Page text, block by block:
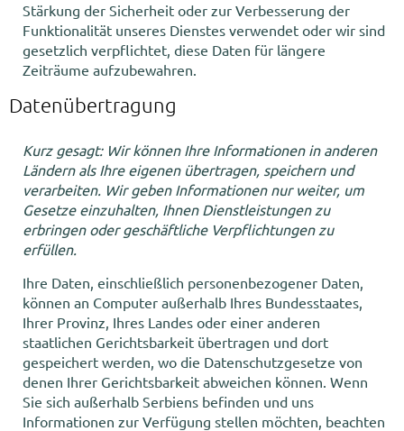
Stärkung der Sicherheit oder zur Verbesserung der
Funktionalität unseres Dienstes verwendet oder wir sind
gesetzlich verpflichtet, diese Daten für längere
Zeiträume aufzubewahren.
Datenübertragung
Kurz gesagt: Wir können Ihre Informationen in anderen
Ländern als Ihre eigenen übertragen, speichern und
verarbeiten. Wir geben Informationen nur weiter, um
Gesetze einzuhalten, Ihnen Dienstleistungen zu
erbringen oder geschäftliche Verpflichtungen zu
erfüllen.
Ihre Daten, einschließlich personenbezogener Daten,
können an Computer außerhalb Ihres Bundesstaates,
Ihrer Provinz, Ihres Landes oder einer anderen
staatlichen Gerichtsbarkeit übertragen und dort
gespeichert werden, wo die Datenschutzgesetze von
denen Ihrer Gerichtsbarkeit abweichen können. Wenn
Sie sich außerhalb Serbiens befinden und uns
Informationen zur Verfügung stellen möchten, beachten